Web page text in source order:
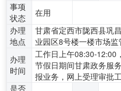
事项
状态
在用
办理
地点
甘肃省定西市陇西县巩
业园区8号楼一楼市场
办理
时间
工作日上午08:30-12:00
节假日期间甘肃政务服
报业务，网上受理审批
是否